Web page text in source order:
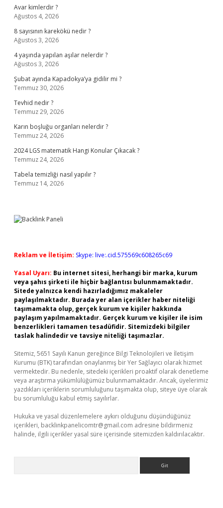
Avar kimlerdir ?
Ağustos 4, 2026
8 sayısının karekökü nedir ?
Ağustos 3, 2026
4 yaşında yapılan aşılar nelerdir ?
Ağustos 3, 2026
Şubat ayında Kapadokya’ya gidilir mi ?
Temmuz 30, 2026
Tevhid nedir ?
Temmuz 29, 2026
Karın boşluğu organları nelerdir ?
Temmuz 24, 2026
2024 LGS matematik Hangi Konular Çıkacak ?
Temmuz 24, 2026
Tabela temizliği nasıl yapılır ?
Temmuz 14, 2026
Reklam ve İletişim: Skype: live:.cid.575569c608265c69
Yasal Uyarı: Bu internet sitesi, herhangi bir marka, kurum
veya şahıs şirketi ile hiçbir bağlantısı bulunmamaktadır.
Sitede yalnızca kendi hazırladığımız makaleler
paylaşılmaktadır. Burada yer alan içerikler haber niteliği
taşımamakta olup, gerçek kurum ve kişiler hakkında
paylaşım yapılmamaktadır. Gerçek kurum ve kişiler ile isim
benzerlikleri tamamen tesadüfidir. Sitemizdeki bilgiler
taslak halindedir ve tavsiye niteliği taşımazlar.
Sitemiz, 5651 Sayılı Kanun gereğince Bilgi Teknolojileri ve İletişim
Kurumu (BTK) tarafından onaylanmış bir Yer Sağlayıcı olarak hizmet
vermektedir. Bu nedenle, sitedeki içerikleri proaktif olarak denetleme
veya araştırma yükümlülüğümüz bulunmamaktadır. Ancak, üyelerimiz
yazdıkları içeriklerin sorumluluğunu taşımakta olup, siteye üye olarak
bu sorumluluğu kabul etmiş sayılırlar.
Hukuka ve yasal düzenlemelere aykırı olduğunu düşündüğünüz
içerikleri, backlinkpanelicomtr@gmail.com adresine bildirmeniz
halinde, ilgili içerikler yasal süre içerisinde sitemizden kaldırılacaktır.